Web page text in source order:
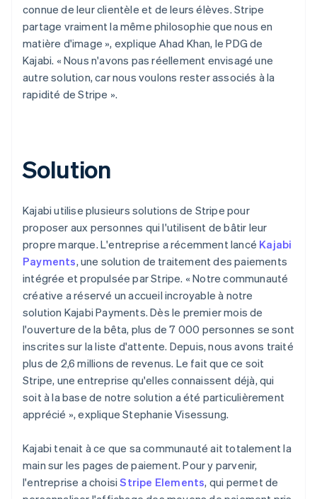
connue de leur clientèle et de leurs élèves. Stripe
partage vraiment la même philosophie que nous en
matière d'image », explique Ahad Khan, le PDG de
Kajabi. « Nous n'avons pas réellement envisagé une
autre solution, car nous voulons rester associés à la
rapidité de Stripe ».
Solution
Kajabi utilise plusieurs solutions de Stripe pour
proposer aux personnes qui l'utilisent de bâtir leur
propre marque. L'entreprise a récemment lancé Kajabi
Payments, une solution de traitement des paiements
intégrée et propulsée par Stripe. « Notre communauté
créative a réservé un accueil incroyable à notre
solution Kajabi Payments. Dès le premier mois de
l'ouverture de la bêta, plus de 7 000 personnes se sont
inscrites sur la liste d'attente. Depuis, nous avons traité
plus de 2,6 millions de revenus. Le fait que ce soit
Stripe, une entreprise qu'elles connaissent déjà, qui
soit à la base de notre solution a été particulièrement
apprécié », explique Stephanie Visessung.
Kajabi tenait à ce que sa communauté ait totalement la
main sur les pages de paiement. Pour y parvenir,
l'entreprise a choisiStripe Elements, qui permet de